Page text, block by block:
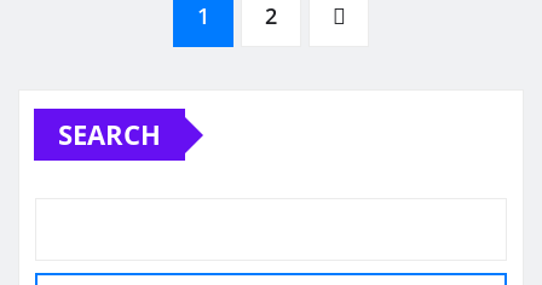
pagination
1 2
SEARCH